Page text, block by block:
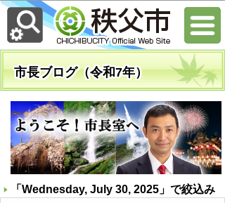
市長ブログ（令和7年）
「 Wednesday, July 30, 2025 」で絞込み